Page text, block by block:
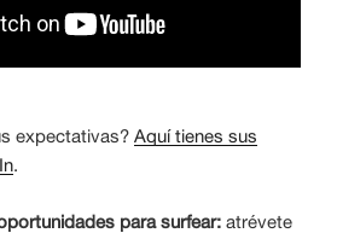
expectativas? Aquí tienes sus
.
para surfear: atrévete